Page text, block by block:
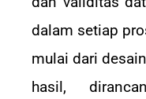
dalam setiap
mulai dari
hasil,